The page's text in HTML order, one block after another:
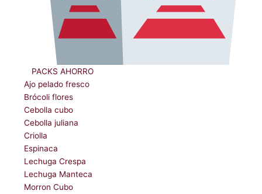
ﾠPACKS AHORRO
Ajo pelado fresco
Brócoli flores
Cebolla cubo
Cebolla juliana
Criolla
Espinaca
Lechuga Crespa
Lechuga Manteca
Morron Cubo